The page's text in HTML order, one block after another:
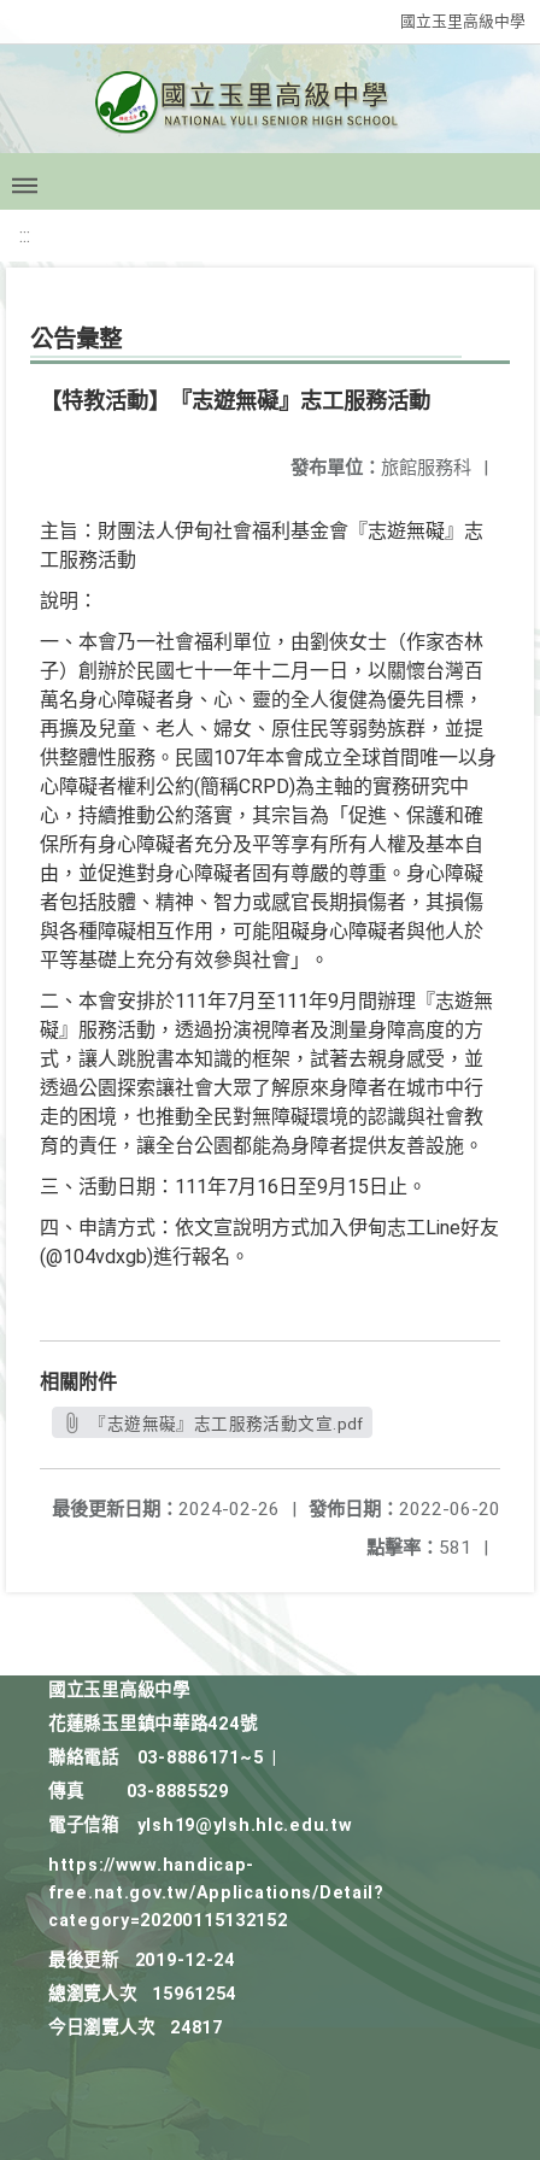
國立玉里高級中學
:::
公告彙整
【特教活動】『志遊無礙』志工服務活動
發布單位： 旅館服務科 |
主旨：財團法人伊甸社會福利基金會『志遊無礙』志
工服務活動
說明：
一、本會乃一社會福利單位，由劉俠女士（作家杏林
子）創辦於民國七十一年十二月一日，以關懷台灣百
萬名身心障礙者身、心、靈的全人復健為優先目標，
再擴及兒童、老人、婦女、原住民等弱勢族群，並提
供整體性服務。民國107年本會成立全球首間唯一以身
心障礙者權利公約(簡稱CRPD)為主軸的實務研究中
心，持續推動公約落實，其宗旨為「促進、保護和確
保所有身心障礙者充分及平等享有所有人權及基本自
由，並促進對身心障礙者固有尊嚴的尊重。身心障礙
者包括肢體、精神、智力或感官長期損傷者，其損傷
與各種障礙相互作用，可能阻礙身心障礙者與他人於
平等基礎上充分有效參與社會」。
二、本會安排於111年7月至111年9月間辦理『志遊無
礙』服務活動，透過扮演視障者及測量身障高度的方
式，讓人跳脫書本知識的框架，試著去親身感受，並
透過公園探索讓社會大眾了解原來身障者在城市中行
走的困境，也推動全民對無障礙環境的認識與社會教
育的責任，讓全台公園都能為身障者提供友善設施。
三、活動日期：111年7月16日至9月15日止。
四、申請方式：依文宣說明方式加入伊甸志工Line好友
(@104vdxgb)進行報名。
相關附件
『志遊無礙』志工服務活動文宣.pdf
發佈日期： 2022-06-20
最後更新日期： 2024-02-26
|
點擊率： 581 |
國立玉里高級中學
花蓮縣玉里鎮中華路424號
聯絡電話
03-8886171~5
傳真
03-8885529
電子信箱
ylsh19@ylsh.hlc.edu.tw
https://www.handicap-
free.nat.gov.tw/Applications/Detail?
category=20200115132152
最後更新
2019-12-24
總瀏覽人次
15961254
今日瀏覽人次
24817